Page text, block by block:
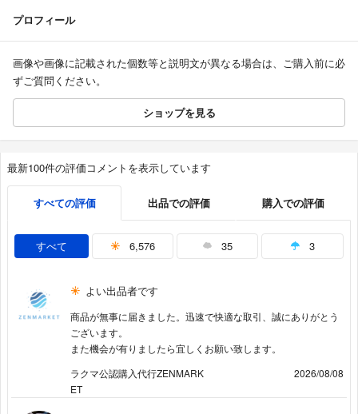
プロフィール
画像や画像に記載された個数等と説明文が異なる場合は、ご購入前に必
ずご質問ください。
ショップを見る
最新100件の評価コメントを表示しています
すべての評価 出品での評価 購入での評価
すべて 6,576 35 3
よい出品者です
商品が無事に届きました。迅速で快適な取引、誠にありがとう
ございます。
また機会が有りましたら宜しくお願い致します。
ラクマ公認購入代行ZENMARK
ET
2026/08/08